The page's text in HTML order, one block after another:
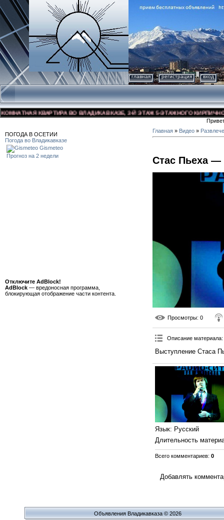
главная регистрация вход
КВАРТИРА ВО ВЛАДИКАВКАЗЕ, 3-Й ЭТАЖ 5-ЭТАЖНОГО
ПОГОДА В ОСЕТИИ
Погода во Владикавказе
Gismeteo
Прогноз на 2 недели
Отключите AdBlock!
AdBlock — вредоносная программа,
блокирующая отображение части контента.
Главная » Видео »
Стас Пьеха —
Просмотры: 0
Описание материала:
Выступление Стаса
Язык: Русский
Длительность
Всего комментариев: 0
Добавлять
Объявления Владикавказа © 2026